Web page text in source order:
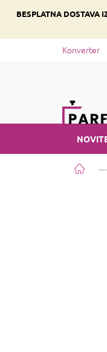
BESPLATNA DOSTAVA
Konverter